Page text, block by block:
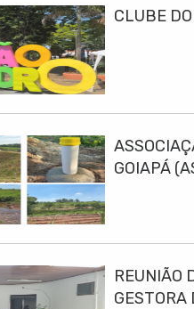
CLUBE
GOIAPÁ
REUNIÃO
GESTORA